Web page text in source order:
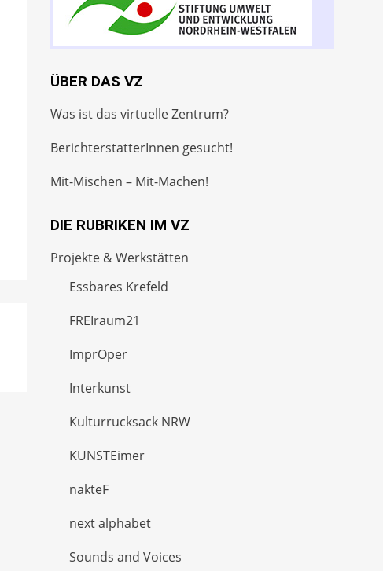
ÜBER DAS VZ
Was ist das virtuelle Zentrum?
BerichterstatterInnen gesucht!
Mit-Mischen – Mit-Machen!
DIE RUBRIKEN IM VZ
Projekte & Werkstätten
Essbares Krefeld
FREIraum21
ImprOper
Interkunst
Kulturrucksack NRW
KUNSTEimer
nakteF
next alphabet
Sounds and Voices